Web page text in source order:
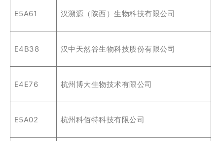
E5A61 汉溯源（陕西）生物科技有限公司
E4B38 汉中天然谷生物科技股份有限公司
E4E76 杭州博大生物技术有限公司
E5A02 杭州科佰特科技有限公司